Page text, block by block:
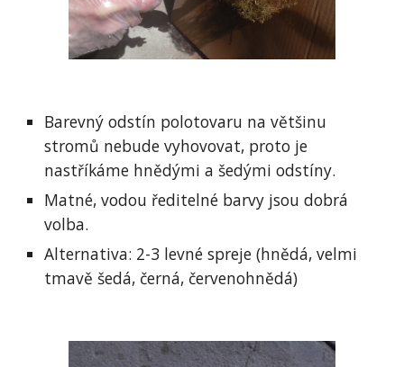
Barevný odstín polotovaru na většinu
stromů nebude vyhovovat, proto je
nastříkáme hnědými a šedými odstíny.
Matné, vodou ředitelné barvy jsou dobrá
volba.
Alternativa: 2-3 levné spreje (hnědá, velmi
tmavě šedá, černá, červenohnědá)